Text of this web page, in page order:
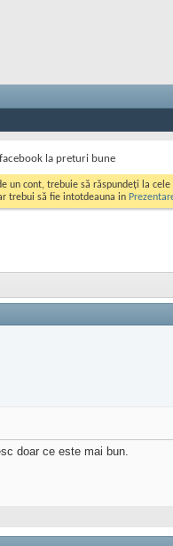
la preturi bune
un cont, trebuie să răspundeți la
trebui să fie intotdeauna in
doar ce este mai bun.